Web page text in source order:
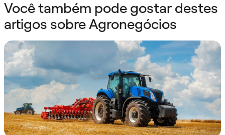
Você também pode gostar destes
artigos sobre Agronegócios